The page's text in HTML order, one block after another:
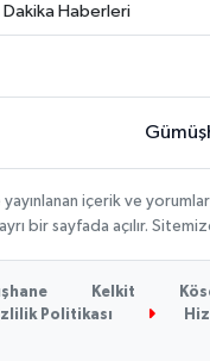
Dakika Haberleri
içerik ve
bir sayfada açılır.
Kelkit
Politikası